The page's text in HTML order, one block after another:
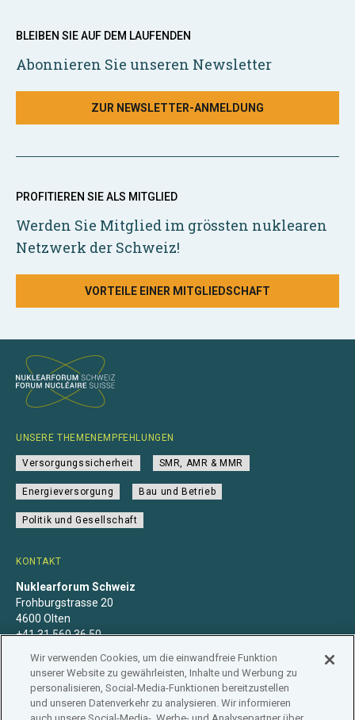
BLEIBEN SIE AUF DEM LAUFENDEN
Abonnieren Sie unseren Newsletter
ZUR NEWSLETTER-ANMELDUNG
PROFITIEREN SIE ALS MITGLIED
Werden Sie Mitglied im grössten nuklearen
Netzwerk der Schweiz!
VORTEILE EINER MITGLIEDSCHAFT
KONTAKT
Nuklearforum Schweiz
Frohburgstrasse 20
4600 Olten
+41 31 560 36 50
UNSERE THEMENEMPFEHLUNGEN
Versorgungssicherheit SMR, AMR & MMR
Energieversorgung Bau und Betrieb
Politik und Gesellschaft
Wir verwenden Cookies, um die einwandfreie Funktion
unserer Website zu gewährleisten, Inhalte und Werbung zu
personalisieren, Social-Media-Funktionen bereitzustellen
und unseren Datenverkehr zu analysieren. Wir informieren